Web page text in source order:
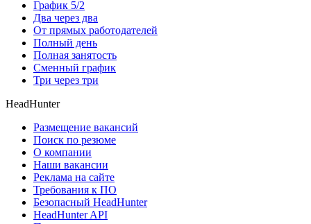
График 5/2
Два через два
От прямых работодателей
Полный день
Полная занятость
Сменный график
Три через три
HeadHunter
Размещение вакансий
Поиск по резюме
О компании
Наши вакансии
Реклама на сайте
Требования к ПО
Безопасный HeadHunter
HeadHunter API